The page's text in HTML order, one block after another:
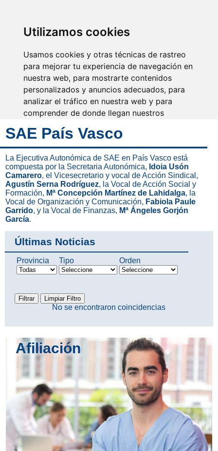
Utilizamos cookies
Usamos cookies y otras técnicas de rastreo
para mejorar tu experiencia de navegación en
nuestra web, para mostrarte contenidos
personalizados y anuncios adecuados, para
analizar el tráfico en nuestra web y para
comprender de donde llegan nuestros
Aceptar
Rechazar
Configurar
Un equipo, un objetivo, una
profesión, orgullosos de ser
Técnicos de Enfermería
SAE País Vasco
La Ejecutiva Autonómica de SAE en País Vasco está
compuesta por la Secretaria Autonómica, Idoia Usón
Camarero, el Vicesecretario y vocal de Acción Sindical,
Agustín Serna Rodríguez, la Vocal de Acción Social y
Formación, Mª Concepción Martínez de Lahidalga, la
Vocal de Organización y Comunicación, Fabiola Paule
Garrido, y la Vocal de Finanzas, Mª Ángeles Gorjón
García.
Últimas Noticias
Provincia Tipo Orden
No se encontraron coincidencias
Afiliación